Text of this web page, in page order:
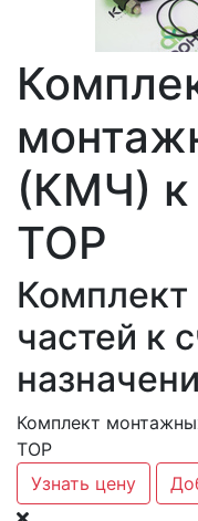
(КМЧ) к
ТОР
частей к
Комплект
ТОР
Узнать цену